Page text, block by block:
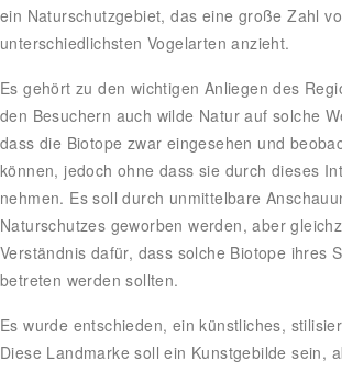
ein Naturschutzgebiet, das eine große Zahl
unterschiedlichsten Vogelarten anzieht.
Es gehört zu den wichtigen Anliegen des
den Besuchern auch wilde Natur auf solche
dass die Biotope zwar eingesehen und
können, jedoch ohne dass sie durch dieses
nehmen. Es soll durch unmittelbare
Naturschutzes geworben werden, aber
Verständnis dafür, dass solche Biotope ihres
betreten werden sollten.
Es wurde entschieden, ein künstliches,
Diese Landmarke soll ein Kunstgebilde sein,